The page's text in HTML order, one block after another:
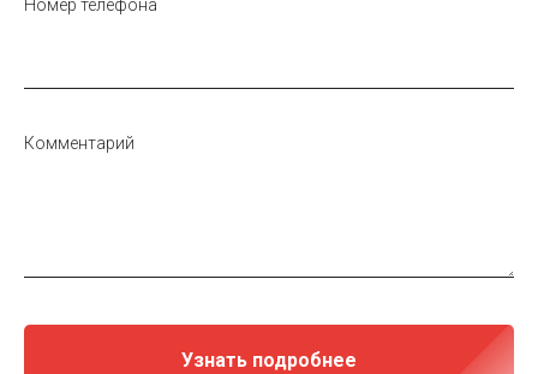
Номер телефона
Комментарий
Узнать подробнее